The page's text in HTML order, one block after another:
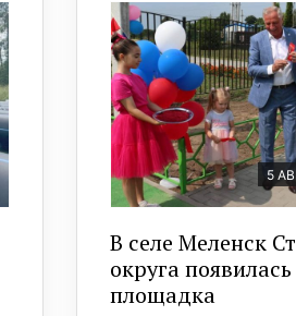
5
В селе Меленск
округа
площадка